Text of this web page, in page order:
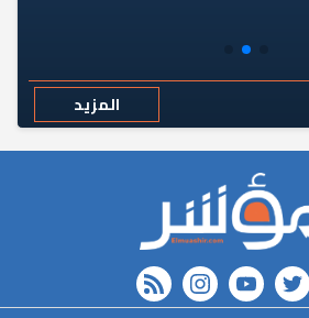
المزيد
twitter
youtube
instagram
rss feed